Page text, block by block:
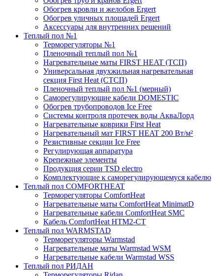
Обогрев кровли и желобов Ergert
Обогрев уличных площадей Ergert
Аксессуары для внутренних решений
Теплый пол №1
Терморегуляторы №1
Пленочный теплый пол №1
Нагревательные маты FIRST HEAT (ТСП)
Универсальная двухжильная нагревательная
секция First Heat (СТСП)
Пленочный теплый пол №1 (мерный)
Саморегулирующие кабели DOMESTIC
Обогрев трубопроводов Ice Free
Системы контроля протечек воды АкваЛорд
Нагревательные коврики First Heat
Нагревательный мат FIRST HEAT 200 Вт/м²
Резистивные секции Ice Free
Регулирующая аппаратура
Крепежные элементы
Продукция серии TSD electro
Комплектующие к саморегулирующемуся кабелю
Теплый пол COMFORTHEAT
Терморегуляторы ComfortHeat
Нагревательные маты ComfortHeat MinimatD
Нагревательные кабели ComfortHeat SMC
Кабель ComfortHeat HTM2-CT
Теплый пол WARMSTAD
Терморегуляторы Warmstad
Нагревательные маты Warmstad WSM
Нагревательные кабели Warmstad WSS
Теплый пол РИДАН